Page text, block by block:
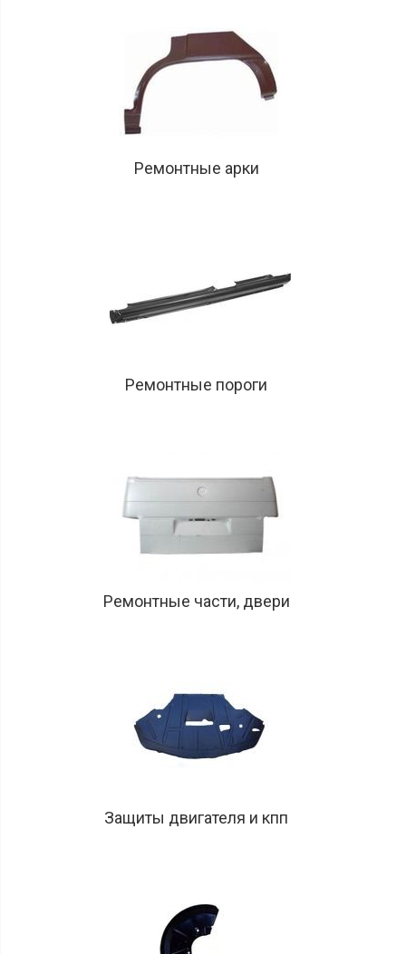
Ремонтные арки
Ремонтные пороги
Ремонтные части, двери
Защиты двигателя и кпп